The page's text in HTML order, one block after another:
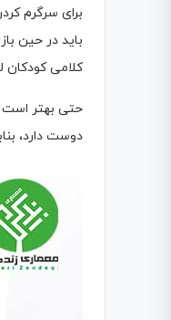
برای سرگرم
باید در حین
کلامی کودکان
حتی بهتر است
دوست دارد،